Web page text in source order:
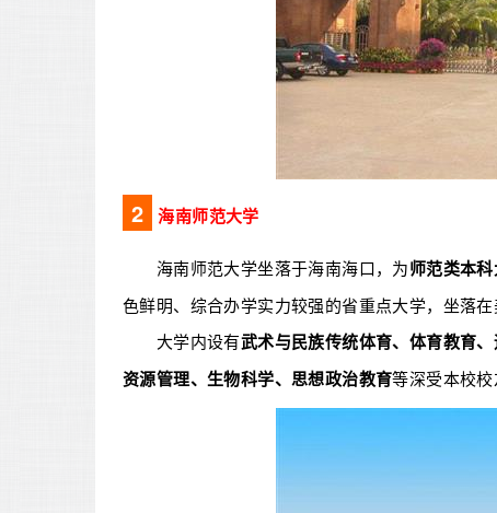
2 海南师范大学
海南师范大学坐落于海南海口，为师范类本
色鲜明、综合办学实力较强的省重点大学，坐落
大学内设有武术与民族传统体育、体育教育
资源管理、生物科学、思想政治教育等深受本校